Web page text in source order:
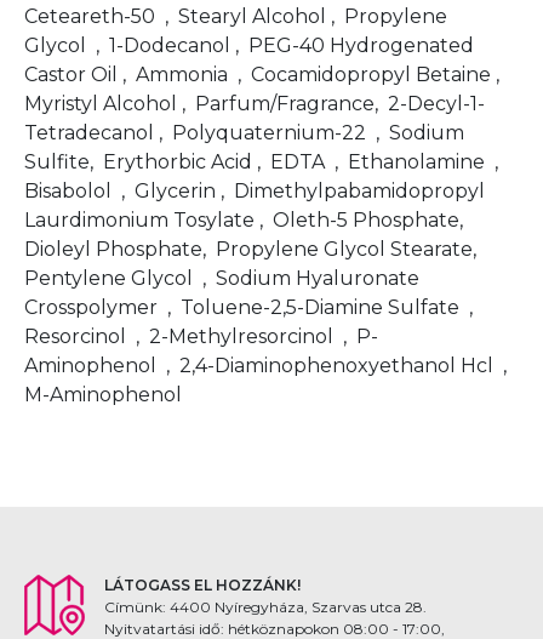
Ceteareth-50 , Stearyl Alcohol , Propylene
Glycol , 1-Dodecanol , PEG-40 Hydrogenated
Castor Oil , Ammonia , Cocamidopropyl Betaine ,
Myristyl Alcohol , Parfum/Fragrance, 2-Decyl-1-
Tetradecanol , Polyquaternium-22 , Sodium
Sulfite, Erythorbic Acid , EDTA , Ethanolamine ,
Bisabolol , Glycerin , Dimethylpabamidopropyl
Laurdimonium Tosylate , Oleth-5 Phosphate,
Dioleyl Phosphate, Propylene Glycol Stearate,
Pentylene Glycol , Sodium Hyaluronate
Crosspolymer , Toluene-2,5-Diamine Sulfate ,
Resorcinol , 2-Methylresorcinol , P-
Aminophenol , 2,4-Diaminophenoxyethanol Hcl ,
M-Aminophenol
LÁTOGASS EL HOZZÁNK!
Címünk: 4400 Nyíregyháza, Szarvas utca 28.
Nyitvatartási idő: hétköznapokon 08:00 - 17:00,